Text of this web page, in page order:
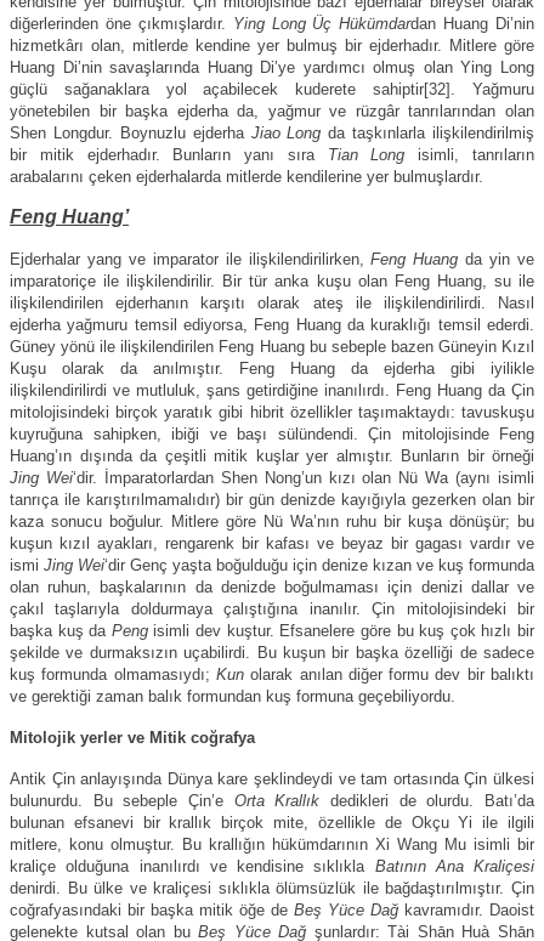
diğerlerinden öne çıkmışlardır. Ying Long Üç Hükümdardan Huang Di’nin
hizmetkârı olan, mitlerde kendine yer bulmuş bir ejderhadır. Mitlere göre
Huang Di’nin savaşlarında Huang Di’ye yardımcı olmuş olan Ying Long
güçlü sağanaklara yol açabilecek kuderete sahiptir[32]. Yağmuru
yönetebilen bir başka ejderha da, yağmur ve rüzgâr tanrılarından olan
Shen Longdur. Boynuzlu ejderha Jiao Long da taşkınlarla ilişkilendirilmiş
bir mitik ejderhadır. Bunların yanı sıra Tian Long isimli, tanrıların
arabalarını çeken ejderhalarda mitlerde kendilerine yer bulmuşlardır.
Feng Huang’
Ejderhalar yang ve imparator ile ilişkilendirilirken,Feng Huang da yin ve
imparatoriçe ile ilişkilendirilir. Bir tür anka kuşu olan Feng Huang, su ile
ilişkilendirilen ejderhanın karşıtı olarak ateş ile ilişkilendirilirdi. Nasıl
ejderha yağmuru temsil ediyorsa, Feng Huang da kuraklığı temsil ederdi.
Güney yönü ile ilişkilendirilen Feng Huang bu sebeple bazen Güneyin Kızıl
Kuşu olarak da anılmıştır. Feng Huang da ejderha gibi iyilikle
ilişkilendirilirdi ve mutluluk, şans getirdiğine inanılırdı. Feng Huang da Çin
mitolojisindeki birçok yaratık gibi hibrit özellikler taşımaktaydı: tavuskuşu
kuyruğuna sahipken, ibiği ve başı sülündendi. Çin mitolojisinde Feng
Huang’ın dışında da çeşitli mitik kuşlar yer almıştır. Bunların bir örneği
Jing Wei‘dir. İmparatorlardan Shen Nong’un kızı olan Nü Wa (aynı isimli
tanrıça ile karıştırılmamalıdır) bir gün denizde kayığıyla gezerken olan bir
kaza sonucu boğulur. Mitlere göre Nü Wa’nın ruhu bir kuşa dönüşür; bu
kuşun kızıl ayakları, rengarenk bir kafası ve beyaz bir gagası vardır ve
ismi Jing Wei‘dir Genç yaşta boğulduğu için denize kızan ve kuş formunda
olan ruhun, başkalarının da denizde boğulmaması için denizi dallar ve
çakıl taşlarıyla doldurmaya çalıştığına inanılır. Çin mitolojisindeki bir
başka kuş da Pengisimli dev kuştur. Efsanelere göre bu kuş çok hızlı bir
şekilde ve durmaksızın uçabilirdi. Bu kuşun bir başka özelliği de sadece
kuş formunda olmamasıydı; Kunolarak anılan diğer formu dev bir balıktı
ve gerektiği zaman balık formundan kuş formuna geçebiliyordu.
Mitolojik yerler ve Mitik coğrafya
Antik Çin anlayışında Dünya kare şeklindeydi ve tam ortasında Çin ülkesi
bulunurdu. Bu sebeple Çin’e Orta Krallık dedikleri de olurdu. Batı’da
bulunan efsanevi bir krallık birçok mite, özellikle de Okçu Yi ile ilgili
mitlere, konu olmuştur. Bu krallığın hükümdarının Xi Wang Mu isimli bir
kraliçe olduğuna inanılırdı ve kendisine sıklıkla Batının Ana Kraliçesi
denirdi. Bu ülke ve kraliçesi sıklıkla ölümsüzlük ile bağdaştırılmıştır. Çin
coğrafyasındaki bir başka mitik öğe de Beş Yüce Dağ kavramıdır. Daoist
gelenekte kutsal olan buBeş Yüce Dağ şunlardır: Tài Shān Huà Shān